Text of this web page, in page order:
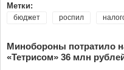
Метки:
бюджет роспил
Минобороны потратило
«Тетрисом» 36 млн